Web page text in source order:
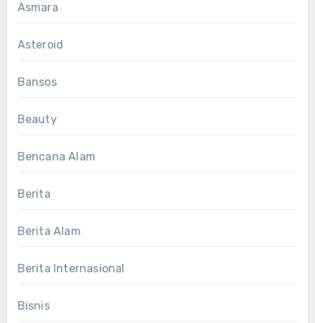
Asmara
Asteroid
Bansos
Beauty
Bencana Alam
Berita
Berita Alam
Berita Internasional
Bisnis